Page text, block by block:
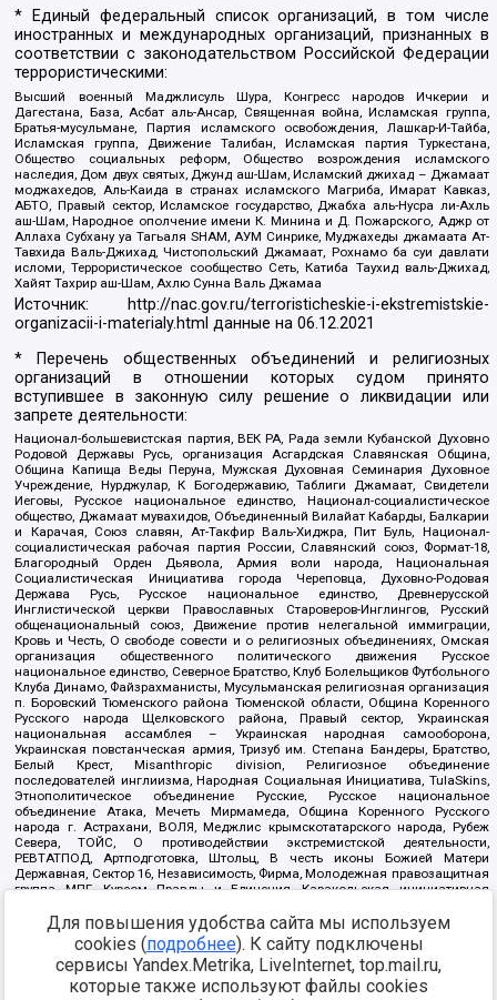
* Единый федеральный список организаций, в том числе
иностранных и международных организаций, признанных в
соответствии с законодательством Российской Федерации
террористическими:
Высший военный Маджлисуль Шура, Конгресс народов Ичкерии и
Дагестана, База, Асбат аль-Ансар, Священная война, Исламская группа,
Братья-мусульмане, Партия исламского освобождения, Лашкар-И-Тайба,
Исламская группа, Движение Талибан, Исламская партия Туркестана,
Общество социальных реформ, Общество возрождения исламского
наследия, Дом двух святых, Джунд аш-Шам, Исламский джихад – Джамаат
моджахедов, Аль-Каида в странах исламского Магриба, Имарат Кавказ,
АБТО, Правый сектор, Исламское государство, Джабха аль-Нусра ли-Ахль
аш-Шам, Народное ополчение имени К. Минина и Д. Пожарского, Аджр от
Аллаха Субхану уа Тагьаля SHAM, АУМ Синрике, Муджахеды джамаата Ат-
Тавхида Валь-Джихад, Чистопольский Джамаат, Рохнамо ба суи давлати
исломи, Террористическое сообщество Сеть, Катиба Таухид валь-Джихад,
Хайят Тахрир аш-Шам, Ахлю Сунна Валь Джамаа
Источник:
http://nac.gov.ru/terroristicheskie-i-ekstremistskie-
organizacii-i-materialy.html данные на06.12.2021
* Перечень общественных объединений и религиозных
организаций в отношении которых судом принято
вступившее в законную силу решение о ликвидации или
запрете деятельности:
Национал-большевистская партия, ВЕК РА, Рада земли Кубанской Духовно
Родовой Державы Русь, организация Асгардская Славянская Община,
Община Капища Веды Перуна, Мужская Духовная Семинария Духовное
Учреждение, Нурджулар, К Богодержавию, Таблиги Джамаат, Свидетели
Иеговы, Русское национальное единство, Национал-социалистическое
общество, Джамаат мувахидов, Объединенный Вилайат Кабарды, Балкарии
и Карачая, Союз славян, Ат-Такфир Валь-Хиджра, Пит Буль, Национал-
социалистическая рабочая партия России, Славянский союз, Формат-18,
Благородный Орден Дьявола, Армия воли народа, Национальная
Социалистическая Инициатива города Череповца, Духовно-Родовая
Держава Русь, Русское национальное единство, Древнерусской
Инглистической церкви Православных Староверов-Инглингов, Русский
общенациональный союз, Движение против нелегальной иммиграции,
Кровь и Честь, О свободе совести и о религиозных объединениях, Омская
организация общественного политического движения Русское
национальное единство, Северное Братство, Клуб Болельщиков Футбольного
Клуба Динамо, Файзрахманисты, Мусульманская религиозная организация
п. Боровский Тюменского района Тюменской области, Община Коренного
Русского народа Щелковского района, Правый сектор, Украинская
национальная ассамблея – Украинская народная самооборона,
Украинская повстанческая армия, Тризуб им. Степана Бандеры, Братство,
Белый Крест, Misanthropic division, Религиозное объединение
последователей инглиизма, Народная Социальная Инициатива, TulaSkins,
Этнополитическое объединение Русские, Русское национальное
объединение Атака, Мечеть Мирмамеда, Община Коренного Русского
народа г. Астрахани, ВОЛЯ, Меджлис крымскотатарского народа, Рубеж
Севера, ТОЙС, О противодействии экстремистской деятельности,
РЕВТАТПОД, Артподготовка, Штольц, В честь иконы Божией Матери
Державная, Сектор 16, Независимость, Фирма, Молодежная правозащитная
группа МПГ, Курсом Правды и Единения, Каракольская инициативная
Благотворительный пансионат Ак Умут, Русская республика Русь,
Арестантское уголовное единство, Башкорт, Нация и свобода, W.H.С., Фалунь
Дафа, Иртыш Ultras, Русский Патриотический клуб-Новокузнецк/РПК,
Сибирский державный союз, Фонд борьбы с коррупцией, Фонд защиты прав
граждан, Штабы Навального, Совет граждан СССР Прикубанского округа г.
Для повышения удобства сайта мы используем
cookies (подробнее). К сайту подключены
сервисы Yandex.Metrika, LiveInternet, top.mail.ru,
которые также используют файлы cookies